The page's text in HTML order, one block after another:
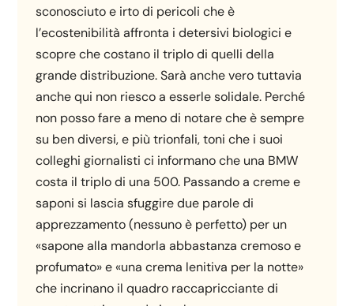
sconosciuto e irto di pericoli che è
l’ecostenibilità affronta i detersivi biologici e
scopre che costano il triplo di quelli della
grande distribuzione. Sarà anche vero tuttavia
anche qui non riesco a esserle solidale. Perché
non posso fare a meno di notare che è sempre
su ben diversi, e più trionfali, toni che i suoi
colleghi giornalisti ci informano che una BMW
costa il triplo di una 500. Passando a creme e
saponi si lascia sfuggire due parole di
apprezzamento (nessuno è perfetto) per un
«sapone alla mandorla abbastanza cremoso e
profumato» e «una crema lenitiva per la notte»
che incrinano il quadro raccapricciante di